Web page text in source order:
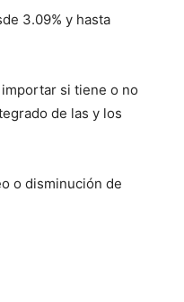
3.09% y hasta
si tiene o no
de las y los
o disminución de